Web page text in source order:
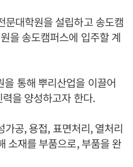
문대학원을 설립하고 송도캠
을 송도캠퍼스에 입주할 계
통해 뿌리산업을 이끌어
을 양성하고자 한다.
공, 용접, 표면처리, 열처리
소재를 부품으로, 부품을 완